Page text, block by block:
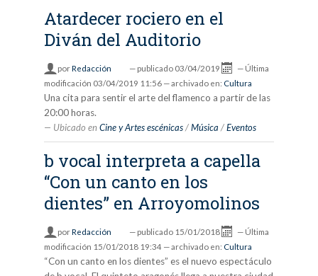
Atardecer rociero en el
Diván del Auditorio
porRedacción — publicado 03/04/2019 — Última
modificación 03/04/2019 11:56 — archivado en: Cultura
Una cita para sentir el arte del flamenco a partir de las
20:00 horas.
Ubicado en Cine y Artes escénicas /Música /Eventos
b vocal interpreta a capella
“Con un canto en los
dientes” en Arroyomolinos
porRedacción — publicado 15/01/2018 — Última
modificación 15/01/2018 19:34 — archivado en: Cultura
“Con un canto en los dientes” es el nuevo espectáculo